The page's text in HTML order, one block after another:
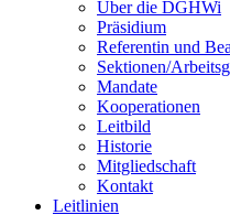
Über die DGHWi
Präsidium
Referentin und
Sektionen/
Mandate
Kooperationen
Leitbild
Historie
Mitgliedschaft
Kontakt
Leitlinien